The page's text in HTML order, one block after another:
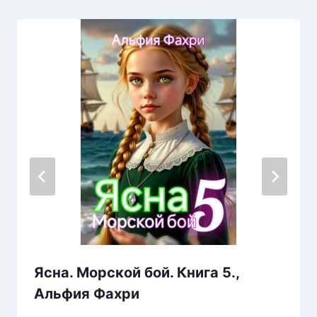
Ясна. Морской бой. Книга 5.,
Альфия Фахри